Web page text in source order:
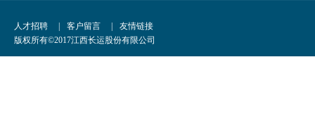
人才招聘 客户留言
友情链接
版权所有©2017江西长运股份有限公司